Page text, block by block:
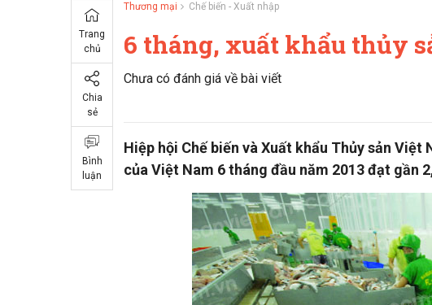
Trang
chủ
Chia
sẻ
Bình
luận
Thương mại Chế biến - Xuất nhập
6 tháng, xuất khẩu thủy
Chưa có đánh giá về bài viết
Hiệp hội Chế biến và Xuất khẩu Thủy sản
của Việt Nam 6 tháng đầu năm 2013 đạt gần